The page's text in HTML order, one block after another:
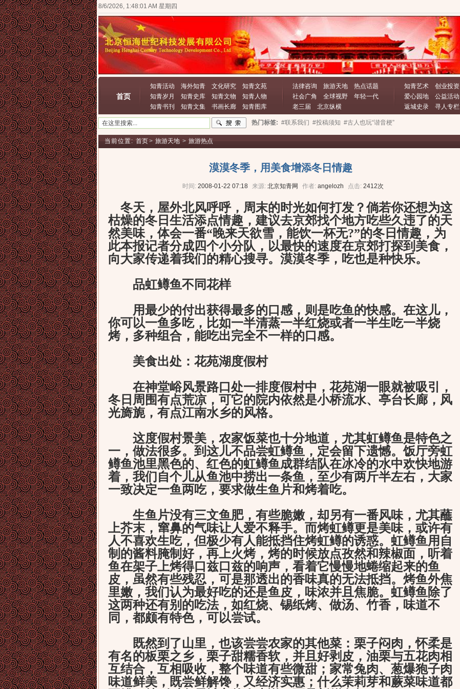
8/6/2026, 1:48:01 AM 星期四
首页
知青活动 海外知青 文化研究
知青文苑
知青岁月
知青史库 知青文物
知青人物
知青书刊
知青文集 书画长廊 知青图库
法律咨询 旅游天地
热点话题
社会广角
全球视野
年轻一代
老三届
北京纵横
知青艺术 创业投资
爱心园地
公益活动
返城史录
寻人专栏
热门标签: #联系我们 #投稿须知 #古人也玩“谐音梗”
当前位置: 首页> 旅游天地 > 旅游热点
漠漠冬季，用美食增添冬日情趣
时间: 2008-01-22 07:18 来源: 北京知青网 作者: angelozh 点击: 2412次
冬天，屋外北风呼呼，周末的时光如何打发？倘若你还想为这
枯燥的冬日生活添点情趣，建议去京郊找个地方吃些久违了的天
然美味，体会一番“晚来天欲雪，能饮一杯无?”的冬日情趣，为
此本报记者分成四个小分队，以最快的速度在京郊打探到美食，
向大家传递着我们的精心搜寻。漠漠冬季，吃也是种快乐。
品虹鳟鱼不同花样
用最少的付出获得最多的口感，则是吃鱼的快感。在这儿，
你可以一鱼多吃，比如一半清蒸一半红烧或者一半生吃一半烧
烤，多种组合，能吃出完全不一样的口感。
美食出处：花苑湖度假村
在神堂峪风景路口处一排度假村中，花苑湖一眼就被吸引，
冬日周围有点荒凉，可它的院内依然是小桥流水、亭台长廊，风
光旖旎，有点江南水乡的风格。
这度假村景美，农家饭菜也十分地道，尤其虹鳟鱼是特色之
一，做法很多。到这儿不品尝虹鳟鱼，定会留下遗憾。饭厅旁虹
鳟鱼池里黑色的、红色的虹鳟鱼成群结队在冰冷的水中欢快地游
着，我们自个儿从鱼池中捞出一条鱼，至少有两斤半左右，大家
一致决定一鱼两吃，要求做生鱼片和烤着吃。
生鱼片没有三文鱼肥，有些脆嫩，却另有一番风味，尤其蘸
上芥末，窜鼻的气味让人爱不释手。而烤虹鳟更是美味，或许有
人不喜欢生吃，但极少有人能抵挡住烤虹鳟的诱惑。虹鳟鱼用自
制的酱料腌制好，再上火烤，烤的时候放点孜然和辣椒面，听着
鱼在架子上烤得口兹口兹的响声，看着它慢慢地蜷缩起来的鱼
皮，虽然有些残忍，可是那透出的香味真的无法抵挡。烤鱼外焦
里嫩，我们认为最好吃的还是鱼皮，味浓并且焦脆。虹鳟鱼除了
这两种还有别的吃法，如红烧、锡纸烤、做汤、竹香，味道不
同，都颇有特色，可以尝试。
既然到了山里，也该尝尝农家的其他菜：栗子闷肉，怀柔是
有名的板栗之乡，栗子甜糯香软，并且好剥皮，油栗与五花肉相
互结合，互相吸收，整个味道有些微甜；家常兔肉、葱爆狍子肉
味道鲜美，既尝鲜解馋，又经济实惠；什么茉莉芽和蕨菜味道都